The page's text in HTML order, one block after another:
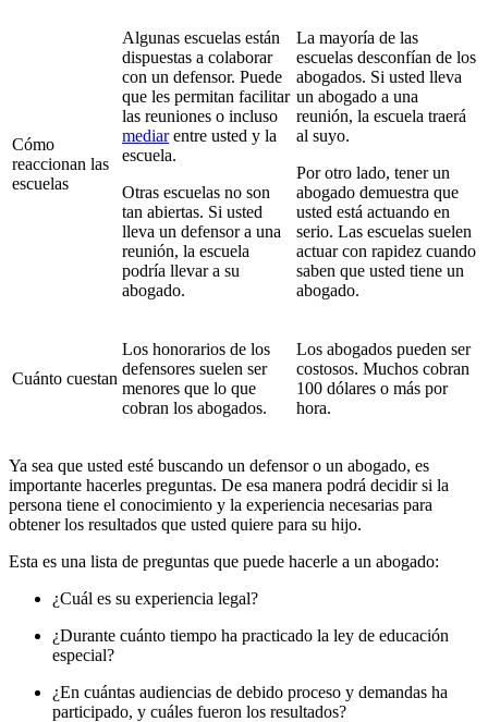
Cómo
reaccionan las
escuelas
Algunas escuelas están
dispuestas a colaborar
con un defensor. Puede
que les permitan facilitar
las reuniones o incluso
mediarentre usted y la
escuela.
Otras escuelas no son
tan abiertas. Si usted
lleva un defensor a una
reunión, la escuela
podría llevar a su
abogado.
La mayoría de las
escuelas desconfían de los
abogados. Si usted lleva
un abogado a una
reunión, la escuela traerá
al suyo.
Por otro lado, tener un
abogado demuestra que
usted está actuando en
serio. Las escuelas suelen
actuar con rapidez cuando
saben que usted tiene un
abogado.
Cuánto cuestan
Los honorarios de los
defensores suelen ser
menores que lo que
cobran los abogados.
Los abogados pueden ser
costosos. Muchos cobran
100 dólares o más por
hora.
Ya sea que usted esté buscando un defensor o un abogado, es
importante hacerles preguntas. De esa manera podrá decidir si la
persona tiene el conocimiento y la experiencia necesarias para
obtener los resultados que usted quiere para su hijo.
Esta es una lista de preguntas que puede hacerle a un abogado:
¿Cuál es su experiencia legal?
¿Durante cuánto tiempo ha practicado la ley de educación
especial?
¿En cuántas audiencias de debido proceso y demandas ha
participado, y cuáles fueron los resultados?